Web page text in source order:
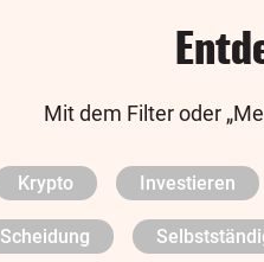
Mit dem Filter oder
Krypto Investieren
Scheidung